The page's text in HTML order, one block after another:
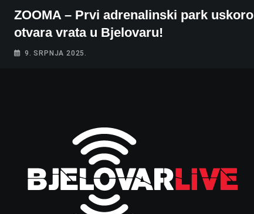
ZOOMA – Prvi adrenalinski park uskoro
otvara vrata u Bjelovaru!
9. SRPNJA 2025.